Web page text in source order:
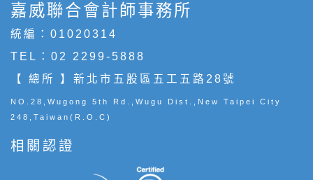
嘉威聯合會計師事務所
統編：01020314
TEL： 02 2299-5888
【 總所 】新北市五股區五工五路28號
NO.28,Wugong 5th Rd.,Wugu Dist.,New Taipei City
248,Taiwan(R.O.C)
相關認證